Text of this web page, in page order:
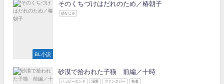
BL小説
そのくちづけはだれのため／椿朝子
幼なじみ
砂漠で拾われた子猫 前編／十時
ハッピーエンド 溺愛 ファンタジー 執着